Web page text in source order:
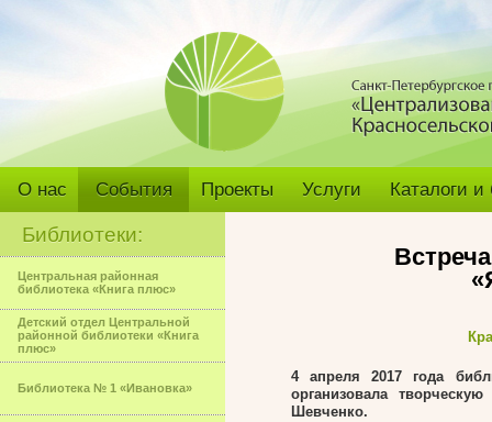
О нас События Проекты Услуги Каталоги
Библиотеки:
Центральная районная
библиотека «Книга плюс»
Детский отдел Центральной
районной библиотеки «Книга
плюс»
Библиотека № 1 «Ивановка»
4 апреля 2017 года
организовала
Шевченко.